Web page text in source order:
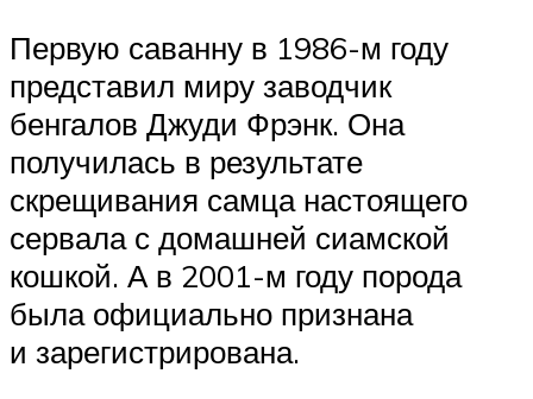
Первую саванну в 1986-м году
представил миру заводчик
бенгалов Джуди Фрэнк. Она
получилась в результате
скрещивания самца настоящего
сервала с домашней сиамской
кошкой. А в 2001-м году порода
была официально признана
и зарегистрирована.